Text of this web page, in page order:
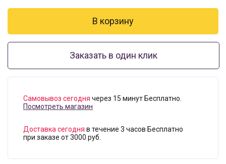
Заказать в один клик
Самовывоз сегодня через 15 минут Бесплатно.
Посмотреть магазин
Доставка сегодня в течение 3 часов Бесплатно
при заказе от 3000 руб.